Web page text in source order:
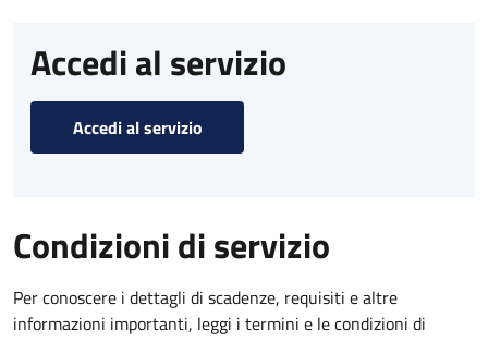
Accedi al servizio
Accedi al servizio
Condizioni di servizio
Per conoscere i dettagli di scadenze, requisiti e altre
informazioni importanti, leggi i termini e le condizioni di